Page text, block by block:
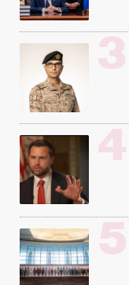
3
4
5